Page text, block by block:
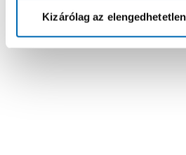
Kizárólag az